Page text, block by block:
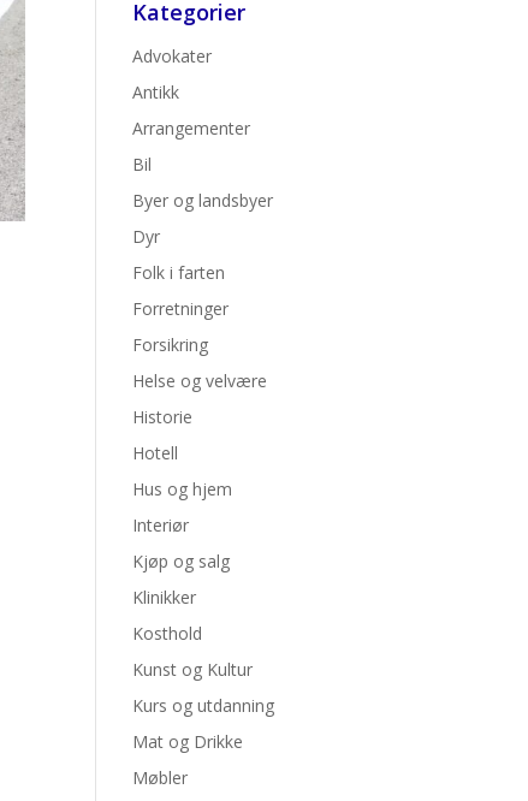
Kategorier
Advokater
Antikk
Arrangementer
Bil
Byer og landsbyer
Dyr
Folk i farten
Forretninger
Forsikring
Helse og velvære
Historie
Hotell
Hus og hjem
Interiør
Kjøp og salg
Klinikker
Kosthold
Kunst og Kultur
Kurs og utdanning
Mat og Drikke
Møbler